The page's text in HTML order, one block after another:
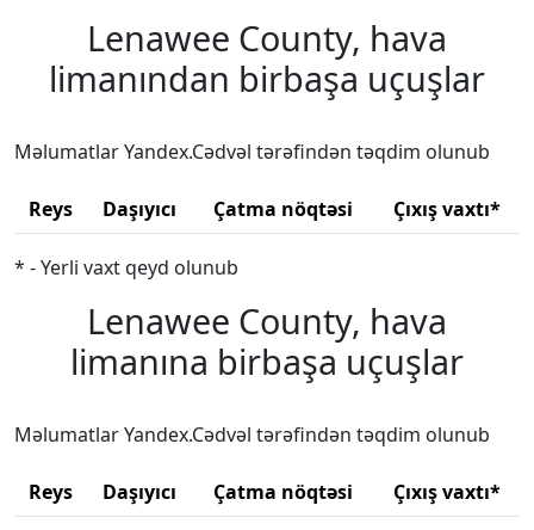
Lenawee County, hava
limanından birbaşa uçuşlar
Məlumatlar Yandex.Cədvəl tərəfindən təqdim olunub
Reys Daşıyıcı Çatma nöqtəsi Çıxış vaxtı*
* - Yerli vaxt qeyd olunub
Lenawee County, hava
limanına birbaşa uçuşlar
Məlumatlar Yandex.Cədvəl tərəfindən təqdim olunub
Reys Daşıyıcı Çatma nöqtəsi Çıxış vaxtı*